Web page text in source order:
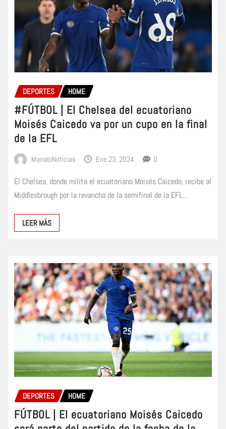
DEPORTES HOME
#FÚTBOL | El Chelsea del ecuatoriano
Moisés Caicedo va por un cupo en la final
de la EFL
ManabiNoticias Ene 23, 2024 0
El Chelsea, donde milita el ecuatoriano Moisés Caicedo, recibe al
Middlesbrough por la revancha de la semifinal de la EFL…
LEER MÁS
DEPORTES HOME
FÚTBOL | El ecuatoriano Moisés Caicedo